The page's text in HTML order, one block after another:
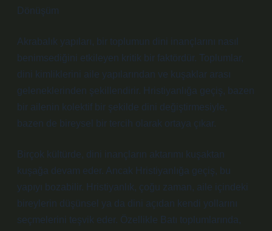
Dönüşüm
Akrabalık yapıları, bir toplumun dini inançlarını nasıl
benimsediğini etkileyen kritik bir faktördür. Toplumlar,
dini kimliklerini aile yapılarından ve kuşaklar arası
geleneklerinden şekillendirir. Hristiyanlığa geçiş, bazen
bir ailenin kolektif bir şekilde dini değiştirmesiyle,
bazen de bireysel bir tercih olarak ortaya çıkar.
Birçok kültürde, dini inançların aktarımı kuşaktan
kuşağa devam eder. Ancak Hristiyanlığa geçiş, bu
yapıyı bozabilir. Hristiyanlık, çoğu zaman, aile içindeki
bireylerin düşünsel ya da dini açıdan kendi yollarını
seçmelerini teşvik eder. Özellikle Batı toplumlarında,